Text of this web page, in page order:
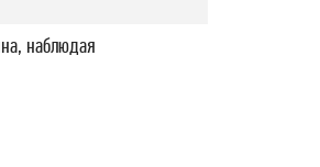
наблюдая